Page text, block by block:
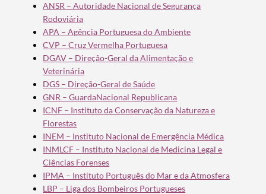
ANSR – Autoridade Nacional de Segurança
Rodoviária
APA – Agência Portuguesa do Ambiente
CVP – Cruz Vermelha Portuguesa
DGAV – Direção-Geral da Alimentação e
Veterinária
DGS – Direção-Geral de Saúde
GNR – GuardaNacional Republicana
ICNF – Instituto da Conservação da Natureza e
Florestas
INEM – Instituto Nacional de Emergência Médica
INMLCF – Instituto Nacional de Medicina Legal e
Ciências Forenses
IPMA – Instituto Português do Mar e da Atmosfera
LBP – Liga dos Bombeiros Portugueses